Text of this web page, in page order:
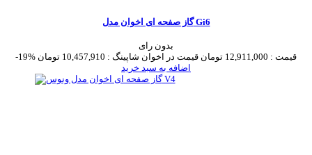
گاز صفحه ای اخوان مدل Gi6
بدون رای
-19%
قیمت : 12,911,000 تومان قیمت در اخوان شاپینگ : 10,457,910 تومان
اضافه به سبد خرید